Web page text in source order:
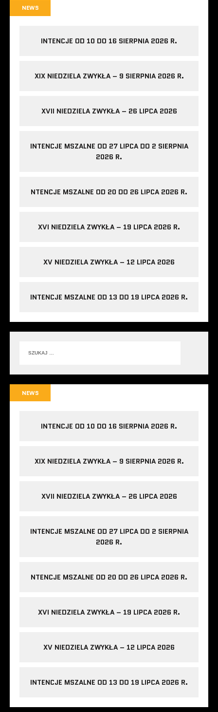
NEWS
INTENCJE OD 10 DO 16 SIERPNIA 2026 R.
XIX NIEDZIELA ZWYKŁA – 9 SIERPNIA 2026 R.
XVII NIEDZIELA ZWYKŁA – 26 LIPCA 2026
INTENCJE MSZALNE OD 27 LIPCA DO 2 SIERPNIA
2026 R.
NTENCJE MSZALNE OD 20 DO 26 LIPCA 2026 R.
XVI NIEDZIELA ZWYKŁA – 19 LIPCA 2026 R.
XV NIEDZIELA ZWYKŁA – 12 LIPCA 2026
INTENCJE MSZALNE OD 13 DO 19 LIPCA 2026 R.
NEWS
INTENCJE OD 10 DO 16 SIERPNIA 2026 R.
XIX NIEDZIELA ZWYKŁA – 9 SIERPNIA 2026 R.
XVII NIEDZIELA ZWYKŁA – 26 LIPCA 2026
INTENCJE MSZALNE OD 27 LIPCA DO 2 SIERPNIA
2026 R.
NTENCJE MSZALNE OD 20 DO 26 LIPCA 2026 R.
XVI NIEDZIELA ZWYKŁA – 19 LIPCA 2026 R.
XV NIEDZIELA ZWYKŁA – 12 LIPCA 2026
INTENCJE MSZALNE OD 13 DO 19 LIPCA 2026 R.